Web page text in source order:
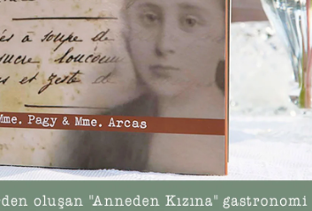
bir umut ışığı olmak için kadın
bu ürünümüzün satışından sağlanan tüm gelir
sofralara misafir olmak için ünlü şeflerle mutfağa
ihtiyaç sahiplerine dağıtılmasından mutluluk